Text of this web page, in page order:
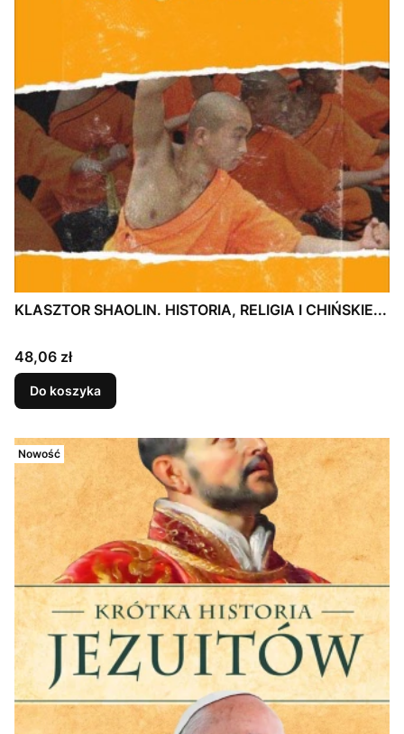
KLASZTOR SHAOLIN. HISTORIA, RELIGIA I CHIŃSKIE...
Cena
48,06 zł
Do koszyka
Nowość